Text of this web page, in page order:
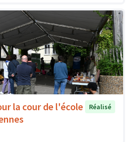
la cour de l'école
Réalisé